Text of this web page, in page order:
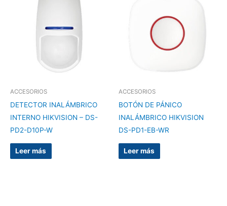
ACCESORIOS
DETECTOR INALÁMBRICO
INTERNO HIKVISION – DS-
PD2-D10P-W
Leer más
ACCESORIOS
BOTÓN DE PÁNICO
INALÁMBRICO HIKVISION
DS-PD1-EB-WR
Leer más